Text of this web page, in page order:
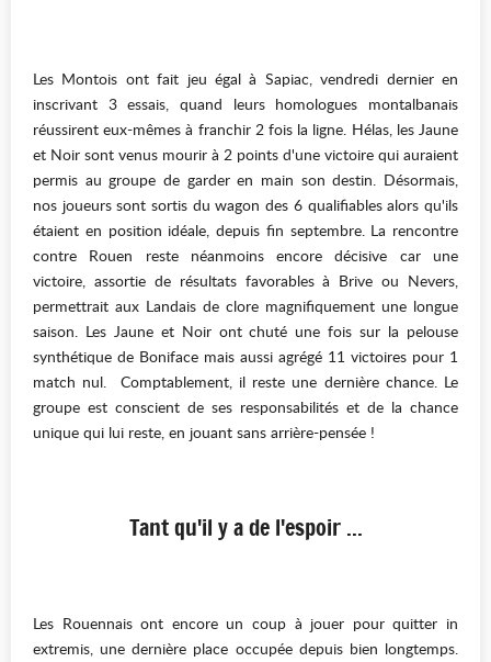
Les Montois ont fait jeu égal à Sapiac, vendredi dernier en
inscrivant 3 essais, quand leurs homologues montalbanais
réussirent eux-mêmes à franchir 2 fois la ligne. Hélas, les Jaune
et Noir sont venus mourir à 2 points d'une victoire qui auraient
permis au groupe de garder en main son destin. Désormais,
nos joueurs sont sortis du wagon des 6 qualifiables alors qu'ils
étaient en position idéale, depuis fin septembre. La rencontre
contre Rouen reste néanmoins encore décisive car une
victoire, assortie de résultats favorables à Brive ou Nevers,
permettrait aux Landais de clore magnifiquement une longue
saison. Les Jaune et Noir ont chuté une fois sur la pelouse
synthétique de Boniface mais aussi agrégé 11 victoires pour 1
match nul. Comptablement, il reste une dernière chance. Le
groupe est conscient de ses responsabilités et de la chance
unique qui lui reste, en jouant sans arrière-pensée !
Tant qu'il y a de l'espoir ...
Les Rouennais ont encore un coup à jouer pour quitter in
extremis, une dernière place occupée depuis bien longtemps.